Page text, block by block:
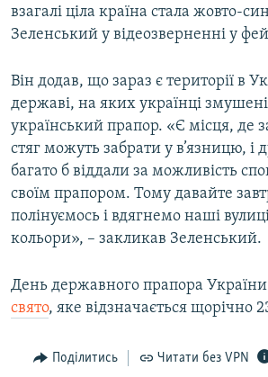
взагалі ціла країна стала жовто-
Зеленський у відеозверненні у
Він додав, що зараз є території в
державі, на яких українці
український прапор. «Є місця, де
стяг можуть забрати у в’язницю, і
багато б віддали за можливість
своїм прапором. Тому давайте
полінуємось і вдягнемо наші
кольори», – закликав Зеленський.
День державного прапора України
свято, яке відзначається щорічно
Поділитись Читати без VPN